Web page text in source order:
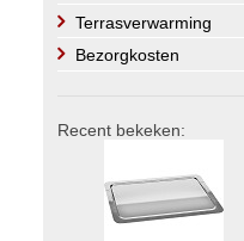
Terrasverwarming
Bezorgkosten
Recent bekeken: